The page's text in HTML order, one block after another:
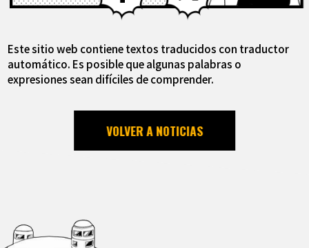
Este sitio web contiene textos traducidos con traductor
automático. Es posible que algunas palabras o
expresiones sean difíciles de comprender.
VOLVER A NOTICIAS